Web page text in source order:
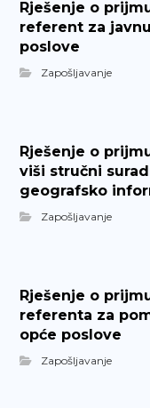
Rješenje o
referent za
poslove
Zapošljavanje
Rješenje o
viši stručni
geografsko
Zapošljavanje
Rješenje o
referenta za
opće poslove
Zapošljavanje